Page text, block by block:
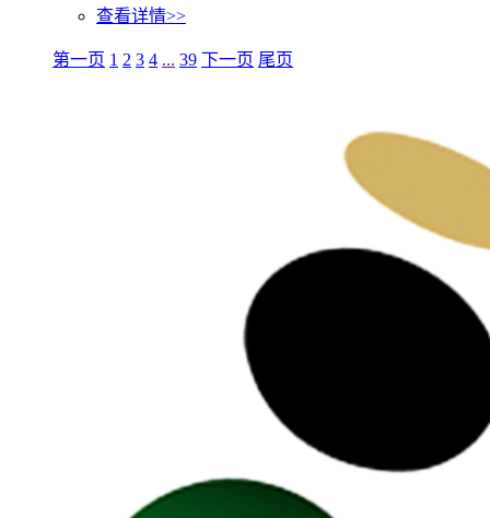
查看详情>>
第一页 1 2 3 4 ... 39 下一页 尾页